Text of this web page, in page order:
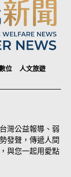
位
人文旅遊
灣公益報導、弱
發聲，傳遞人間
與您一起用愛點